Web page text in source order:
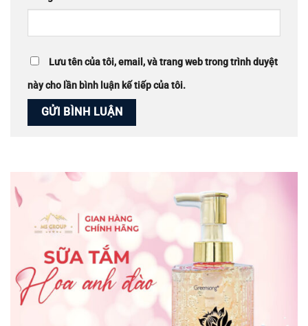
Lưu tên của tôi, email, và trang web trong trình duyệt
này cho lần bình luận kế tiếp của tôi.